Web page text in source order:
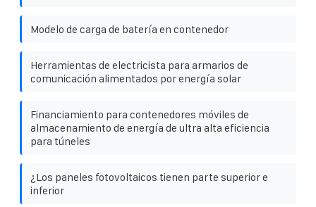
Modelo de carga de batería en contenedor
Herramientas de electricista para armarios de
comunicación alimentados por energía solar
Financiamiento para contenedores móviles de
almacenamiento de energía de ultra alta eficiencia
para túneles
¿Los paneles fotovoltaicos tienen parte superior e
inferior